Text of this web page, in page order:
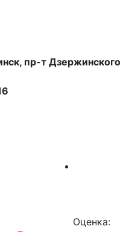
пр-т Дзержинского
Оценка: